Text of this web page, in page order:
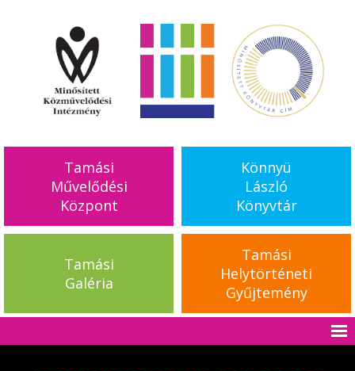
Tamási
Művelődési
Központ
Könnyü
László
Könyvtár
Tamási
Galéria
Tamási
Helytörténeti
Gyűjtemény